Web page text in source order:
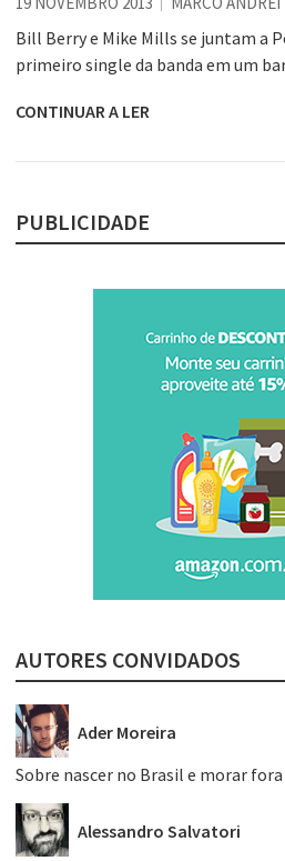
Bill Berry e Mike Mills se juntam a
primeiro single da banda em um
CONTINUAR A LER
PUBLICIDADE
AUTORES CONVIDADOS
Ader Moreira
Sobre nascer no Brasil e morar
Alessandro Salvatori